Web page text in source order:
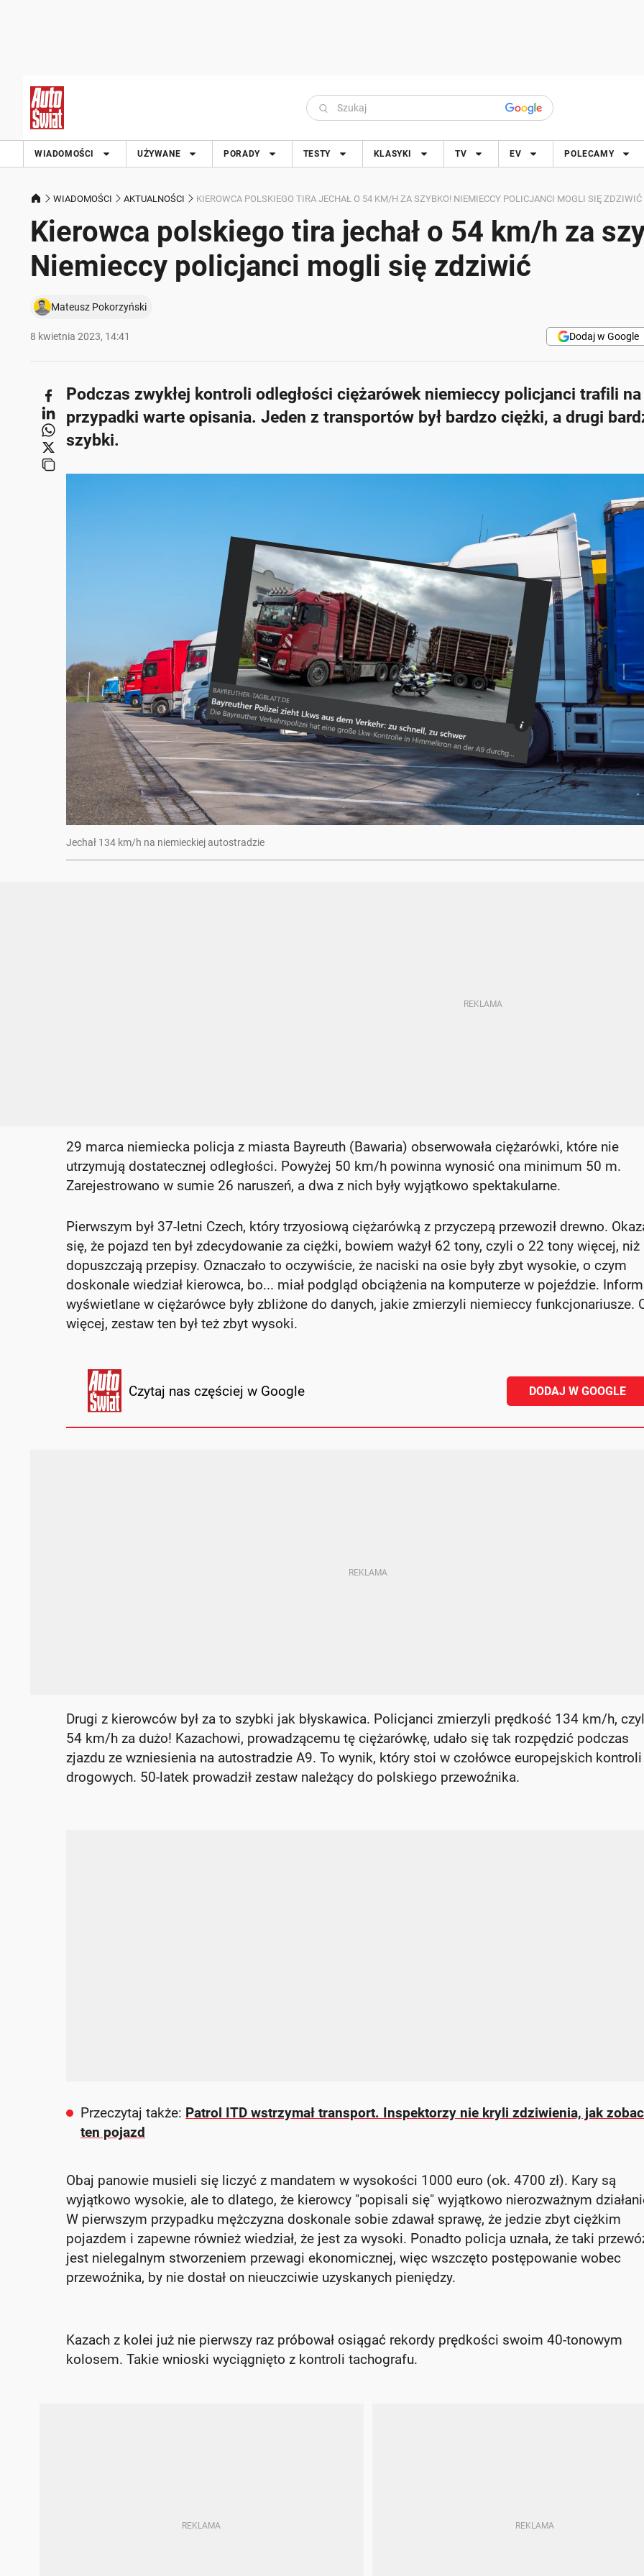
WIADOMOŚCI UŻYWANE PORADY TESTY KLASYKI TV EV POLECAMY
WIADOMOŚCI AKTUALNOŚCI KIEROWCA POLSKIEGO TIRA JECHAŁ O 54 KM/H ZA SZYBKO! NIEMIECCY POLICJANCI MOGLI SIĘ ZDZIWIĆ
Kierowca polskiego tira jechał o 54 km/h za
Niemieccy policjanci mogli się zdziwić
Mateusz Pokorzyński
8 kwietnia 2023, 14:41 Dodaj w Google
Podczas zwykłej kontroli odległości ciężarówek niemieccy policjanci trafili
przypadki warte opisania. Jeden z transportów był bardzo ciężki, a drugi
szybki.
Jechał 134 km/h na niemieckiej autostradzie
29 marca niemiecka policja z miasta Bayreuth (Bawaria) obserwowała ciężarówki, które nie
utrzymują dostatecznej odległości. Powyżej 50 km/h powinna wynosić ona minimum 50 m.
Zarejestrowano w sumie 26 naruszeń, a dwa z nich były wyjątkowo spektakularne.
Pierwszym był 37-letni Czech, który trzyosiową ciężarówką z przyczepą przewoził drewno.
się, że pojazd ten był zdecydowanie za ciężki, bowiem ważył 62 tony, czyli o 22 tony więcej, niż
dopuszczają przepisy. Oznaczało to oczywiście, że naciski na osie były zbyt wysokie, o czym
doskonale wiedział kierowca, bo... miał podgląd obciążenia na komputerze w pojeździe.
wyświetlane w ciężarówce były zbliżone do danych, jakie zmierzyli niemieccy funkcjonariusze.
więcej, zestaw ten był też zbyt wysoki.
Czytaj nas częściej w Google DODAJ W GOOGLE
Drugi z kierowców był za to szybki jak błyskawica. Policjanci zmierzyli prędkość 134 km/h,
54 km/h za dużo! Kazachowi, prowadzącemu tę ciężarówkę, udało się tak rozpędzić podczas
zjazdu ze wzniesienia na autostradzie A9. To wynik, który stoi w czołówce europejskich kontroli
drogowych. 50-latek prowadził zestaw należący do polskiego przewoźnika.
Przeczytaj także: Patrol ITD wstrzymał transport. Inspektorzy nie kryli zdziwienia, jak
ten pojazd
Obaj panowie musieli się liczyć z mandatem w wysokości 1000 euro (ok. 4700 zł). Kary są
wyjątkowo wysokie, ale to dlatego, że kierowcy "popisali się" wyjątkowo nierozważnym
W pierwszym przypadku mężczyzna doskonale sobie zdawał sprawę, że jedzie zbyt ciężkim
pojazdem i zapewne również wiedział, że jest za wysoki. Ponadto policja uznała, że taki
jest nielegalnym stworzeniem przewagi ekonomicznej, więc wszczęto postępowanie wobec
przewoźnika, by nie dostał on nieuczciwie uzyskanych pieniędzy.
Kazach z kolei już nie pierwszy raz próbował osiągać rekordy prędkości swoim 40-tonowym
kolosem. Takie wnioski wyciągnięto z kontroli tachografu.